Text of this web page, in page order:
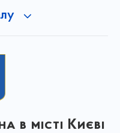
в місті Києві